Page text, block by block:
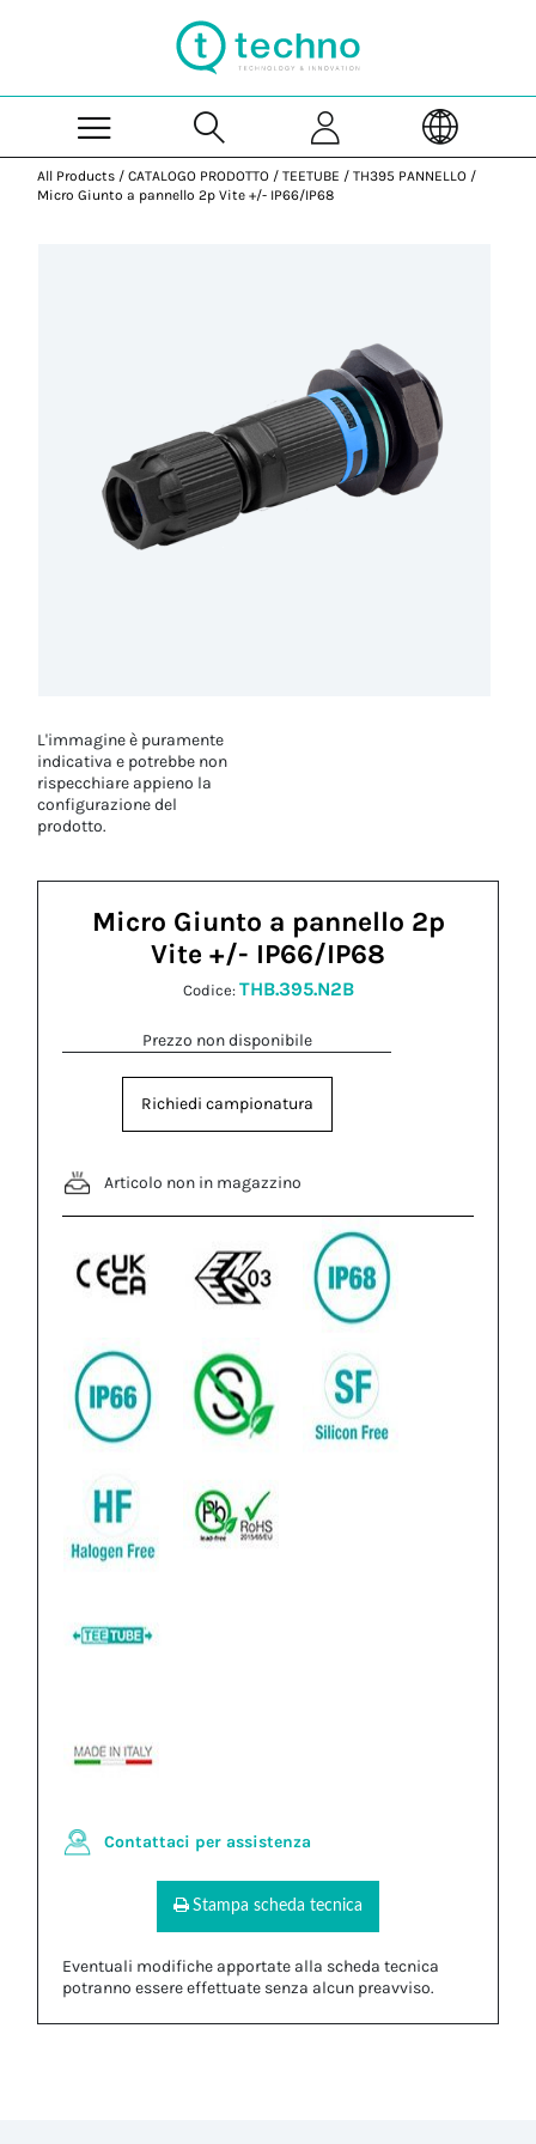
All Products / CATALOGO PRODOTTO / TEETUBE / TH395 PANNELLO /
Micro Giunto a pannello 2p Vite +/- IP66/IP68
L'immagine è puramente
indicativa e potrebbe non
rispecchiare appieno la
configurazione del
prodotto.
Micro Giunto a pannello 2p
Vite +/- IP66/IP68
Codice: THB.395.N2B
Prezzo non disponibile
Richiedi campionatura
Articolo non in magazzino
Contattaci per assistenza
Stampa scheda tecnica
Eventuali modifiche apportate alla scheda tecnica
potranno essere effettuate senza alcun preavviso.